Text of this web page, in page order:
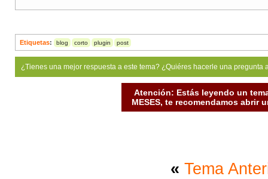
Etiquetas: blog corto plugin post
¿Tienes una mejor respuesta a este tema? ¿Quiéres hacerle una
Atención: Estás leyendo un
MESES, te recomendamos abrir
« Tema